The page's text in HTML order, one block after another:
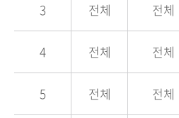
3 전체 전체
4 전체 전체
5 전체 전체